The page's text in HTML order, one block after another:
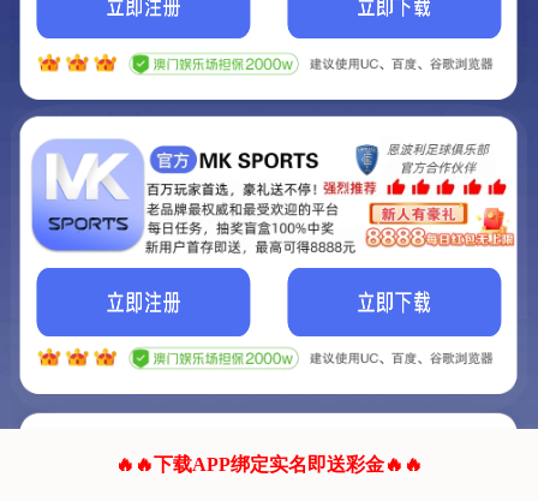
我们的网站正在建设.
它将是非常棒的网站.
联系我们!